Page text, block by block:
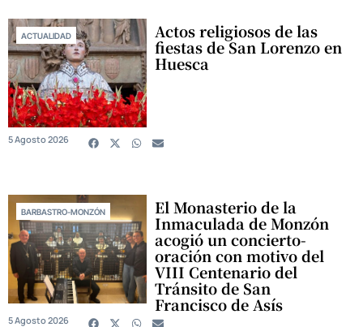
ACTUALIDAD Actos religiosos de las
fiestas de San Lorenzo en
Huesca
5 Agosto 2026
BARBASTRO-MONZÓN El Monasterio de la
Inmaculada de Monzón
acogió un concierto-
oración con motivo del
VIII Centenario del
Tránsito de San
Francisco de Asís
5 Agosto 2026